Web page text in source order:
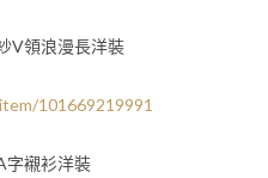
V領浪漫長洋裝
101669219991
字襯衫洋裝